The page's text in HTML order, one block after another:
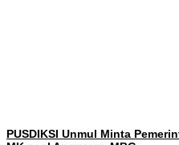
PUSDIKSI Unmul Minta